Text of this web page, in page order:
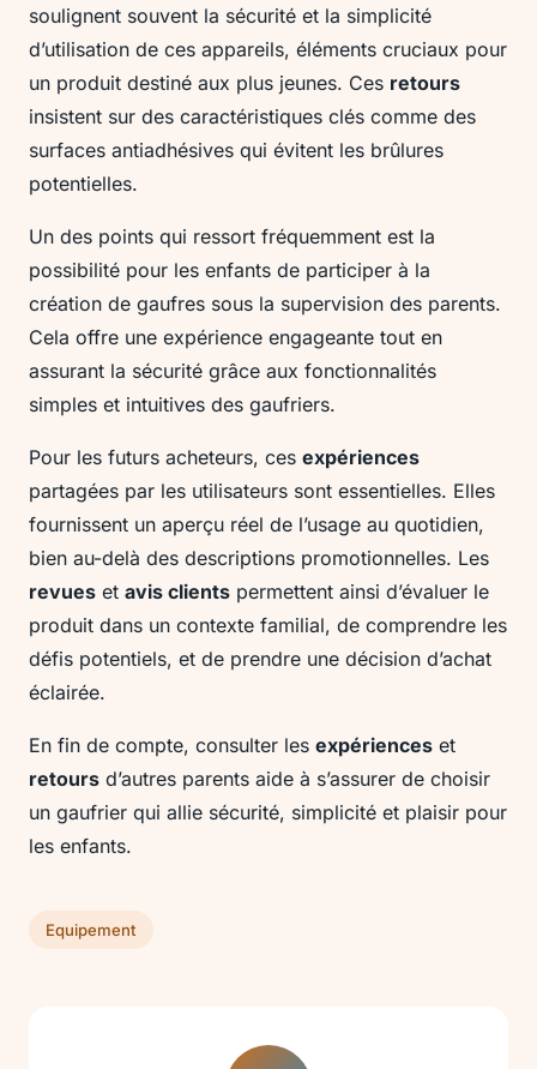
soulignent souvent la sécurité et la simplicité
d’utilisation de ces appareils, éléments cruciaux pour
un produit destiné aux plus jeunes. Ces retours
insistent sur des caractéristiques clés comme des
surfaces antiadhésives qui évitent les brûlures
potentielles.
Un des points qui ressort fréquemment est la
possibilité pour les enfants de participer à la
création de gaufres sous la supervision des parents.
Cela offre une expérience engageante tout en
assurant la sécurité grâce aux fonctionnalités
simples et intuitives des gaufriers.
Pour les futurs acheteurs, ces expériences
partagées par les utilisateurs sont essentielles. Elles
fournissent un aperçu réel de l’usage au quotidien,
bien au-delà des descriptions promotionnelles. Les
revues et avis clients permettent ainsi d’évaluer le
produit dans un contexte familial, de comprendre les
défis potentiels, et de prendre une décision d’achat
éclairée.
En fin de compte, consulter les expériences et
retours d’autres parents aide à s’assurer de choisir
un gaufrier qui allie sécurité, simplicité et plaisir pour
les enfants.
Equipement